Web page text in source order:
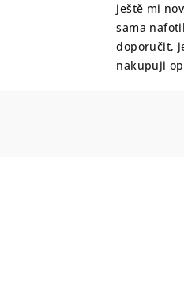
ještě mi
sama
doporučit,
nakupuji